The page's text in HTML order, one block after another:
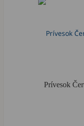
Prívesok